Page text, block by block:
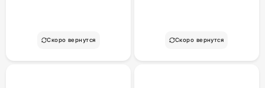
Скоро вернутся Скоро вернутся